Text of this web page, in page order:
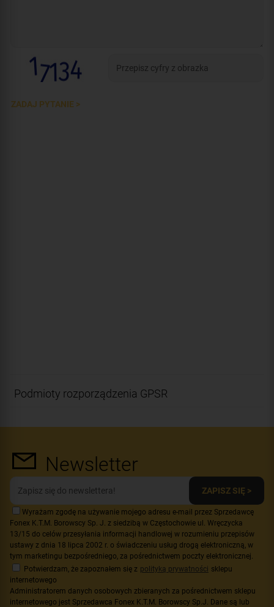
ZADAJ PYTANIE >
Podmioty rozporządzenia GPSR
Newsletter
ZAPISZ SIĘ >
Wyrażam zgodę na używanie mojego adresu e-mail przez Sprzedawcę
Fonex K.T.M. Borowscy Sp. J. z siedzibą w Częstochowie ul. Wręczycka
13/15 do celów przesyłania informacji handlowej w rozumieniu przepisów
ustawy z dnia 18 lipca 2002 r. o świadczeniu usług drogą elektroniczną, w
tym marketingu bezpośredniego, za pośrednictwem poczty elektronicznej.
Potwierdzam, że zapoznałem się z polityką prywatności sklepu
internetowego
Administratorem danych osobowych zbieranych za pośrednictwem sklepu
internetowego jest Sprzedawca Fonex K.T.M. Borowscy Sp.J. Dane są lub